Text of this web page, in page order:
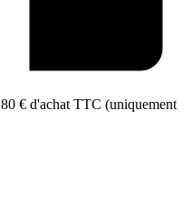
€ d'achat TTC (uniquement